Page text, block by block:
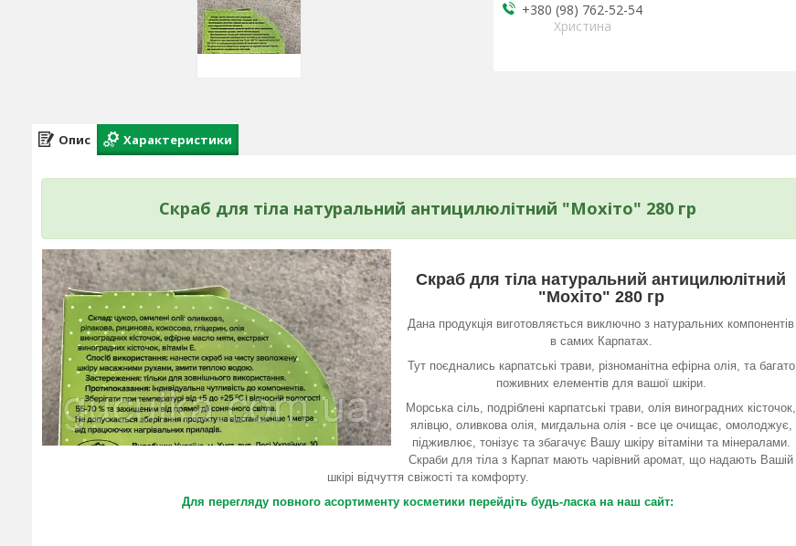
+380 (98) 762-52-54
Христина
Опис Характеристики
Скраб для тіла натуральний антицилюлітний "Мохіто" 280 гр
Скраб для тіла натуральний антицилюлітний
"Мохіто" 280 гр
Дана продукція виготовляється виключно з натуральних компонентів
в самих Карпатах.
Тут поєднались карпатські трави, різноманітна ефірна олія, та багато
поживних елементів для вашої шкіри.
Морська сіль, подріблені карпатські трави, олія виноградних кісточок,
ялівцю, оливкова олія, мигдальна олія - все це очищає, омолоджує,
підживлює, тонізує та збагачує Вашу шкіру вітаміни та мінералами.
Скраби для тіла з Карпат мають чарівний аромат, що надають Вашій
шкірі відчуття свіжості та комфорту.
Для перегляду повного асортименту косметики перейдіть будь-ласка на наш сайт: